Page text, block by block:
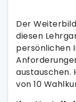
Der
diesen
persönlichen
austauschen.
von 10